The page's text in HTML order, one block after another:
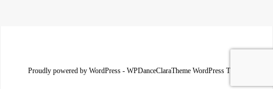
Proudly powered by WordPress- WPDanceClaraTheme WordPress Theme